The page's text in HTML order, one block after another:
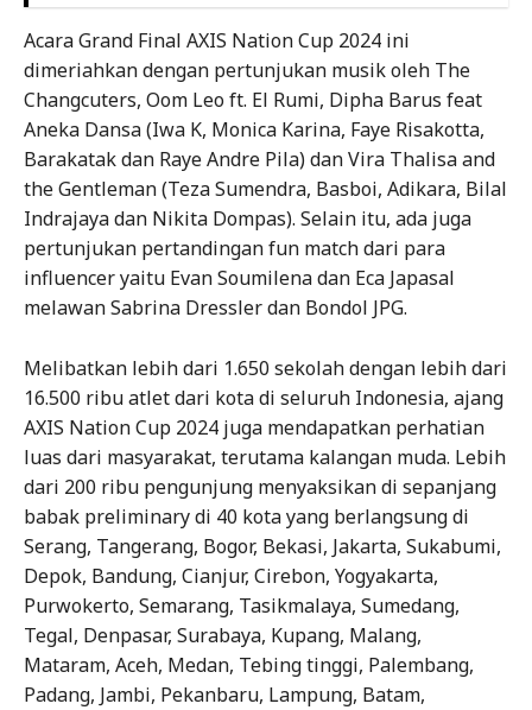
Acara Grand Final AXIS Nation Cup 2024 ini
dimeriahkan dengan pertunjukan musik oleh The
Changcuters, Oom Leo ft. El Rumi, Dipha Barus feat
Aneka Dansa (Iwa K, Monica Karina, Faye Risakotta,
Barakatak dan Raye Andre Pila) dan Vira Thalisa and
the Gentleman (Teza Sumendra, Basboi, Adikara, Bilal
Indrajaya dan Nikita Dompas). Selain itu, ada juga
pertunjukan pertandingan fun match dari para
influencer yaitu Evan Soumilena dan Eca Japasal
melawan Sabrina Dressler dan Bondol JPG.
Melibatkan lebih dari 1.650 sekolah dengan lebih dari
16.500 ribu atlet dari kota di seluruh Indonesia, ajang
AXIS Nation Cup 2024 juga mendapatkan perhatian
luas dari masyarakat, terutama kalangan muda. Lebih
dari 200 ribu pengunjung menyaksikan di sepanjang
babak preliminary di 40 kota yang berlangsung di
Serang, Tangerang, Bogor, Bekasi, Jakarta, Sukabumi,
Depok, Bandung, Cianjur, Cirebon, Yogyakarta,
Purwokerto, Semarang, Tasikmalaya, Sumedang,
Tegal, Denpasar, Surabaya, Kupang, Malang,
Mataram, Aceh, Medan, Tebing tinggi, Palembang,
Padang, Jambi, Pekanbaru, Lampung, Batam,